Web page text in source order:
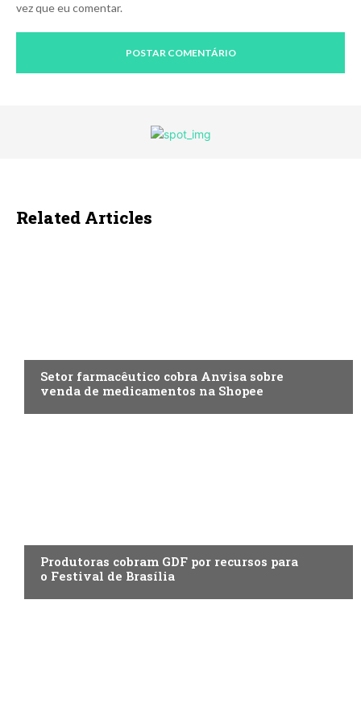
vez que eu comentar.
Related Articles
Setor farmacêutico cobra Anvisa sobre
venda de medicamentos na Shopee
Produtoras cobram GDF por recursos para
o Festival de Brasília